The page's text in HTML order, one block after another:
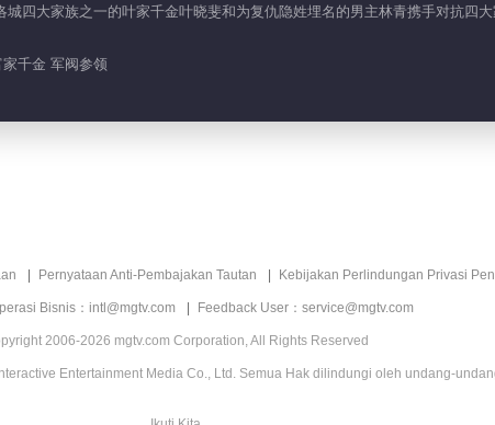
四大家族之一的叶家千金叶晓斐和为复仇隐姓埋名的男主林青携手对抗四
千金 军阀参领
Pernyataan Anti-Pembajakan Tautan Kebijakan Perlindungan Privasi
Bisnis：intl@mgtv.com Feedback User：service@mgtv.com
2006-2026 mgtv.com Corporation, All Rights Reserved
Entertainment Media Co., Ltd. Semua Hak dilindungi oleh undang-